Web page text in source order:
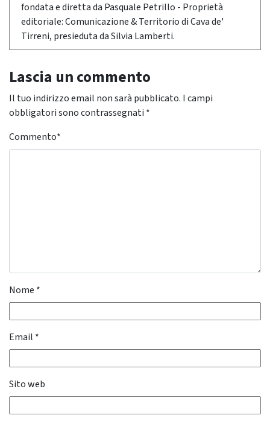
fondata e diretta da Pasquale Petrillo - Proprietà
editoriale: Comunicazione & Territorio di Cava de'
Tirreni, presieduta da Silvia Lamberti.
Lascia un commento
Il tuo indirizzo email non sarà pubblicato. I campi
obbligatori sono contrassegnati *
Commento*
Nome *
Email *
Sito web